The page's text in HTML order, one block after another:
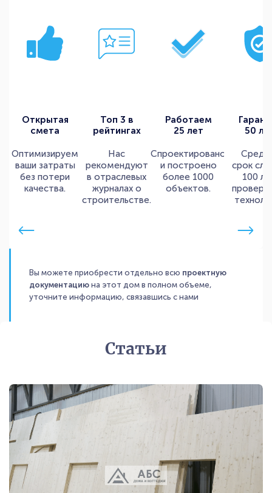
Открытая
смета
Оптимизируем
ваши затраты
без потери
качества.
Топ 3 в
рейтингах
Нас
рекомендуют
в отраслевых
журналах о
строительстве.
Работаем
25 лет
Спроектировано
и построено
более 1000
объектов.
50
срок
100
Вы можете приобрести отдельно всю проектную
документацию на этот дом в полном объеме,
уточните информацию, связавшись с нами
Статьи